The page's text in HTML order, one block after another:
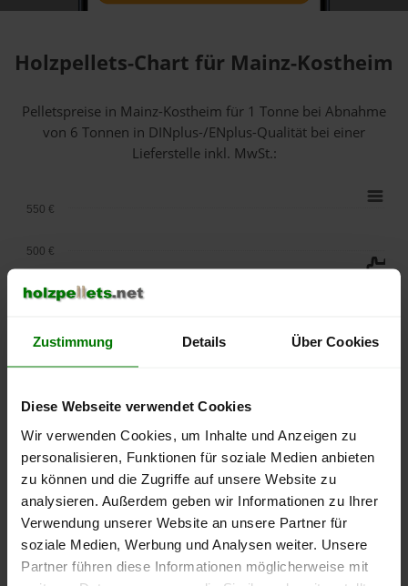
Zustimmung Details Über Cookies
Diese Webseite verwendet Cookies
Wir verwenden Cookies, um Inhalte und Anzeigen zu
personalisieren, Funktionen für soziale Medien anbieten
zu können und die Zugriffe auf unsere Website zu
analysieren. Außerdem geben wir Informationen zu Ihrer
Verwendung unserer Website an unsere Partner für
soziale Medien, Werbung und Analysen weiter. Unsere
Partner führen diese Informationen möglicherweise mit
Holzpellets-Chart für Mainz-Kostheim
Pelletspreise in Mainz-Kostheim für 1 Tonne bei Abnahme
von 6 Tonnen in DINplus-/ENplus-Qualität bei einer
Lieferstelle inkl. MwSt.:
lose Ware
September
2025
Januar
2026
Mai
2026
250 €
400 €
450 €
500 €
550 €
Die aktuelle Preisentwicklung für Holzpellets in Deutschland
können Sie jederzeit auf unsererPelletspreise-Seite